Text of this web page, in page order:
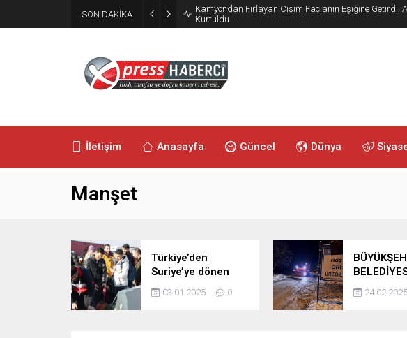
SON DAKİKA Orhangazi’de Ekmeğin Fiyatı ve Gramajı Değişti
İletişim Anasayfa Güncel Dünya
Manşet
Türkiye’den
Suriye’ye dönen
mültecilerin sayısı
açıklandı
03.01.2025 0
GÜCÜYLE
24.02.2025